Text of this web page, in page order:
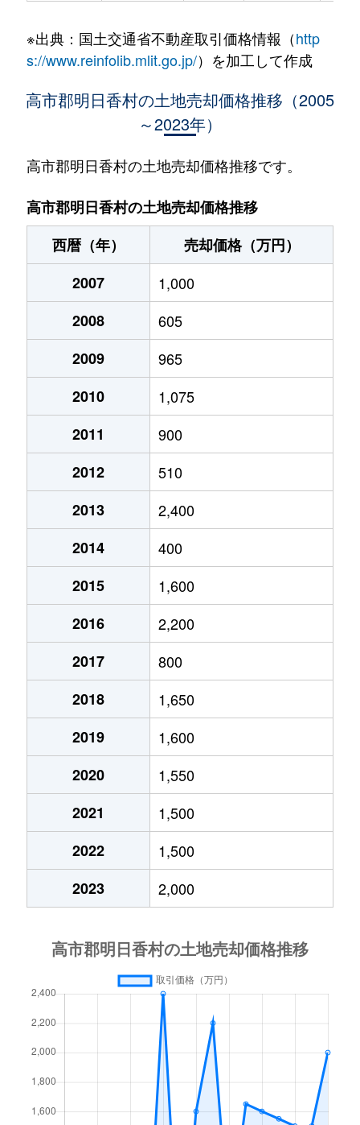
※出典：国土交通省不動産取引価格情報（http
s://www.reinfolib.mlit.go.jp/）を加工して作成
高市郡明日香村の土地売却価格推移（2005
～2023年）
高市郡明日香村の土地売却価格推移です。
高市郡明日香村の土地売却価格推移
西暦（年）
売却価格（万円）
2007
1,000
2008
605
2009
965
2010
1,075
2011
900
2012
510
2013
2,400
2014
400
2015
1,600
2016
2,200
2017
800
2018
1,650
2019
1,600
2020
1,550
2021
1,500
2022
1,500
2023
2,000